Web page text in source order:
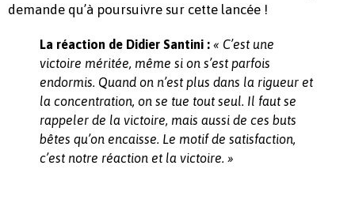
demande qu’à poursuivre sur cette lancée !
La réaction de Didier Santini : « C’est une
victoire méritée, même si on s’est parfois
endormis. Quand on n’est plus dans la rigueur et
la concentration, on se tue tout seul. Il faut se
rappeler de la victoire, mais aussi de ces buts
bêtes qu’on encaisse. Le motif de satisfaction,
c’est notre réaction et la victoire. »